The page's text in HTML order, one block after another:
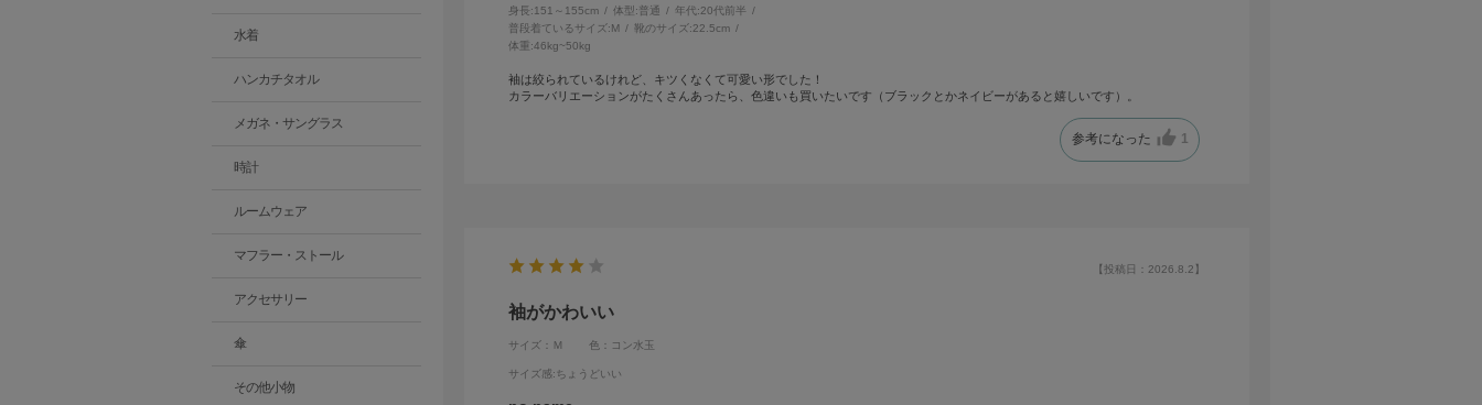
身長:151～155cm 体型: 普通 年代:20代前半
普段着ているサイズ:M 靴のサイズ:22.5cm
体重:46kg~50kg
袖は絞られているけれど、キツくなくて可愛い形でした！
カラーバリエーションがたくさんあったら、色違いも買いたいです（ブラックとかネイビーがあると嬉しいです）。
参考になった 1
【投稿日：2026.8.2】
袖がかわいい
サイズ：Ｍ 色：コン水玉
サイズ感:ちょうどいい
水着
ハンカチタオル
メガネ・サングラス
時計
ルームウェア
マフラー・ストール
アクセサリー
傘
その他小物